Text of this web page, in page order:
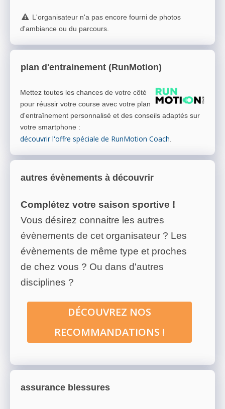
L'organisateur n'a pas encore fourni de photos
d'ambiance ou du parcours.
plan d'entrainement (RunMotion)
Mettez toutes les chances de votre côté
pour réussir votre course avec votre plan
d'entraînement personnalisé et des conseils adaptés sur
votre smartphone :
découvrir l'offre spéciale de RunMotion Coach.
autres évènements à découvrir
Complétez votre saison sportive !
Vous désirez connaitre les autres
évènements de cet organisateur ? Les
évènements de même type et proches
de chez vous ? Ou dans d'autres
disciplines ?
DÉCOUVREZ NOS
RECOMMANDATIONS !
assurance blessures